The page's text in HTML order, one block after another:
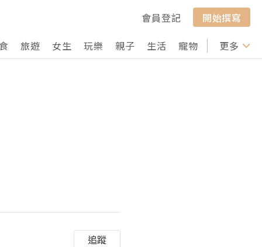
會員登記
開始撰寫
旅遊 女生 玩樂 親子 生活 寵物 行山 打卡
更多
追蹤